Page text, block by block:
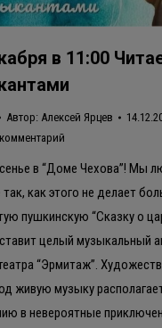
в 11:00
Автор: Алексей Ярцев
в “Доме Чехова”! Мы
так, как этого не делает
пушкинскую “Сказку о
целый музыкальный
“Эрмитаж”.
живую музыку
в невероятные